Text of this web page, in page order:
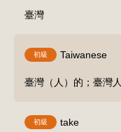
臺灣
初級 Taiwanese
臺灣（人）的；臺灣人
初級 take